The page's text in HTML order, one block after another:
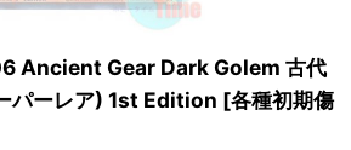
Ancient Gear Dark Golem 古代
パーレア) 1st Edition [各種初期傷